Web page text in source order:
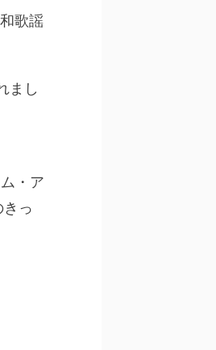
歌謡
まし
・ア
っ